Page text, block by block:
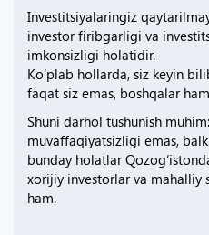
Investitsiyalaringiz
investor firibgarligi va
imkonsizligi holatidir.
Ko‘plab hollarda, siz keyin
faqat siz emas, boshqalar
Shuni darhol tushunish
muvaffaqiyatsizligi emas,
bunday holatlar
xorijiy investorlar va mahalliy
ham.